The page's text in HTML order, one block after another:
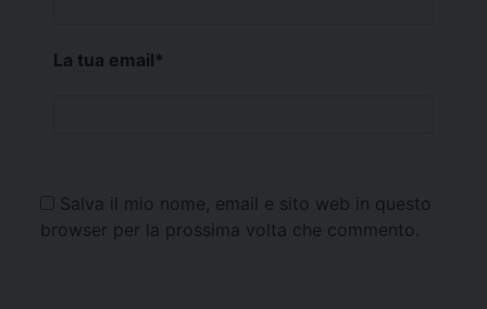
La tua email*
Salva il mio nome, email e sito web in questo
browser per la prossima volta che commento.